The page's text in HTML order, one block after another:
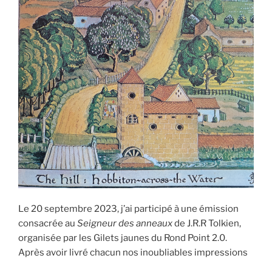
Le 20 septembre 2023, j’ai participé à une émission
consacrée au Seigneur des anneauxde J.R.R Tolkien,
organisée par les Gilets jaunes du Rond Point 2.0.
Après avoir livré chacun nos inoubliables impressions